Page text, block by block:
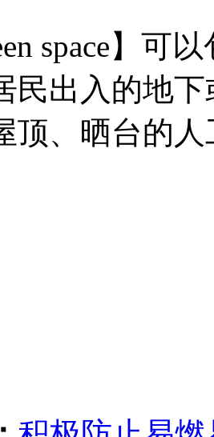
space】可
民出入的地
顶、晒台的